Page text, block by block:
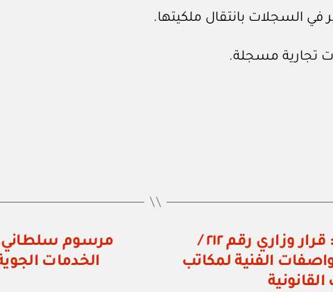
في السجلات بانتقال ملكيتها.
تجارية مسجلة.
وزارة العدل والشؤون القانونية: قرار وزاري رقم ٢١٢ /
الفنية لمكاتب
الخدمات